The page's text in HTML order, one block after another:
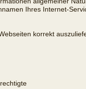
Ihres Internet-
korrekt